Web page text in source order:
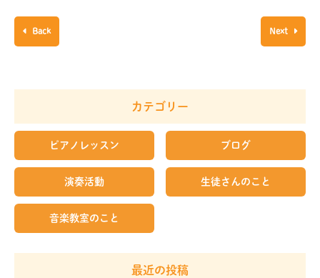
Back Next
カテゴリー
ピアノレッスン ブログ
演奏活動 生徒さんのこと
音楽教室のこと
最近の投稿